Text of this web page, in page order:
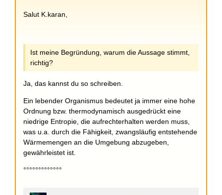
Salut K.karan,
Ist meine Begründung, warum die Aussage stimmt,
richtig?
Ja, das kannst du so schreiben.
Ein lebender Organismus bedeutet ja immer eine hohe
Ordnung bzw. thermodynamisch ausgedrückt eine
niedrige Entropie, die aufrechterhalten werden muss,
was u.a. durch die Fähigkeit, zwangsläufig entstehende
Wärmemengen an die Umgebung abzugeben,
gewährleistet ist.
°°°°°°°°°°°°°